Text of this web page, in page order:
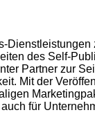
des Self-
Partner zur
Mit der
für